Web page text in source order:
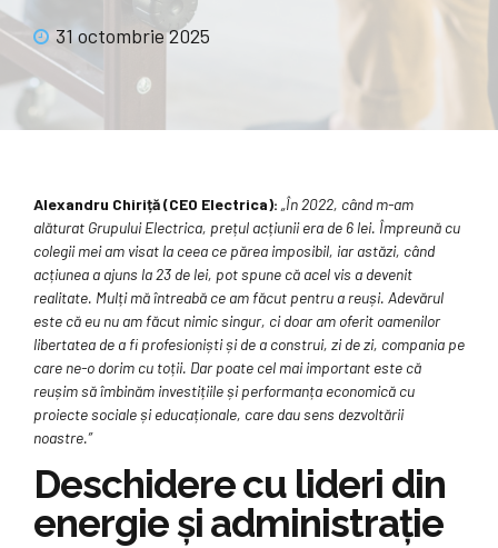
31 octombrie 2025
Alexandru Chiriță (CEO Electrica): „În 2022, când m-am
alăturat Grupului Electrica, prețul acțiunii era de 6 lei. Împreună cu
colegii mei am visat la ceea ce părea imposibil, iar astăzi, când
acțiunea a ajuns la 23 de lei, pot spune că acel vis a devenit
realitate. Mulți mă întreabă ce am făcut pentru a reuși. Adevărul
este că eu nu am făcut nimic singur, ci doar am oferit oamenilor
libertatea de a fi profesioniști și de a construi, zi de zi, compania pe
care ne-o dorim cu toții. Dar poate cel mai important este că
reușim să îmbinăm investițiile și performanța economică cu
proiecte sociale și educaționale, care dau sens dezvoltării
noastre.”
Deschidere cu lideri din
energie și administrație